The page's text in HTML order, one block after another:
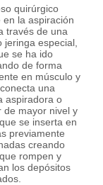
quirúrgico
en la aspiración
través de una
jeringa especial,
se ha ido
de forma
en músculo y
una
aspiradora o
de mayor nivel y
se inserta en
previamente
creando
rompen y
los depósitos